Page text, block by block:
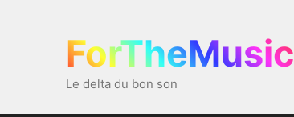
ForTheMusic
Le delta du bon son